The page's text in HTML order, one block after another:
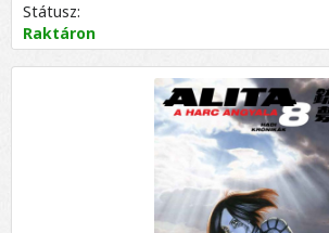
Státusz:
Raktáron